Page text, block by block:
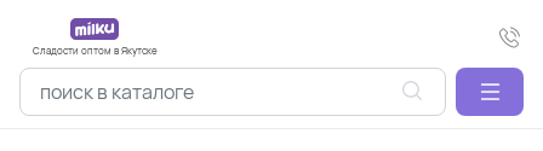
Сладости оптом в Якутске